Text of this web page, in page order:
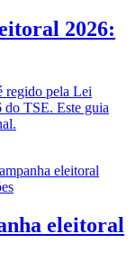
2026:
regido pela Lei
do TSE. Este guia
eleitoral
eleitoral